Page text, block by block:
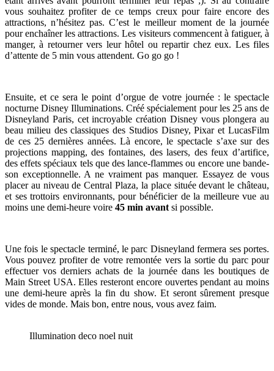
vous souhaitez profiter de ce temps creux pour faire encore des
attractions, n’hésitez pas. C’est le meilleur moment de la journée
pour enchaîner les attractions. Les visiteurs commencent à fatiguer, à
manger, à retourner vers leur hôtel ou repartir chez eux. Les files
d’attente de 5 min vous attendent. Go go go !
Ensuite, et ce sera le point d’orgue de votre journée : le spectacle
nocturne Disney Illuminations. Créé spécialement pour les 25 ans de
Disneyland Paris, cet incroyable création Disney vous plongera au
beau milieu des classiques des Studios Disney, Pixar et LucasFilm
de ces 25 dernières années. Là encore, le spectacle s’axe sur des
projections mapping, des fontaines, des lasers, des feux d’artifice,
des effets spéciaux tels que des lance-flammes ou encore une bande-
son exceptionnelle. A ne vraiment pas manquer. Essayez de vous
placer au niveau de Central Plaza, la place située devant le château,
et ses trottoirs environnants, pour bénéficier de la meilleure vue au
moins une demi-heure voire 45 min avant si possible.
Une fois le spectacle terminé, le parc Disneyland fermera ses portes.
Vous pouvez profiter de votre remontée vers la sortie du parc pour
effectuer vos derniers achats de la journée dans les boutiques de
Main Street USA. Elles resteront encore ouvertes pendant au moins
une demi-heure après la fin du show. Et seront sûrement presque
vides de monde. Mais bon, entre nous, vous avez faim.
Illumination deco noel nuit